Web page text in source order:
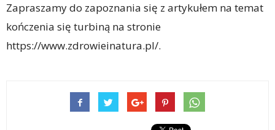
Zapraszamy do zapoznania się z artykułem na temat
kończenia się turbiną na stronie
https://www.zdrowieinatura.pl/.